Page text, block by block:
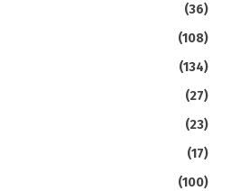
(36)
(108)
(134)
(27)
(23)
(17)
(100)